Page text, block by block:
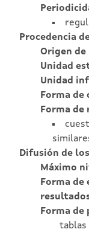
Procedencia
Origen
Unidad
Unidad
Forma de
Forma de
Difusión de
Máximo
Forma de
Forma de
tablas